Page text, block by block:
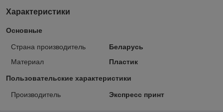
Характеристики
Основные
Страна производитель
Беларусь
Материал
Пластик
Пользовательские характеристики
Производитель Экспресс принт